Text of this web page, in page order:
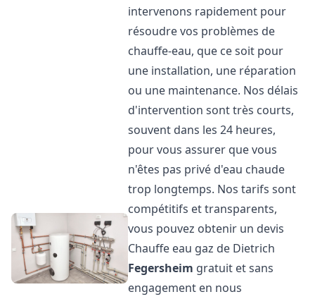
intervenons rapidement pour
résoudre vos problèmes de
chauffe-eau, que ce soit pour
une installation, une réparation
ou une maintenance. Nos délais
d'intervention sont très courts,
souvent dans les 24 heures,
pour vous assurer que vous
n'êtes pas privé d'eau chaude
trop longtemps. Nos tarifs sont
compétitifs et transparents,
vous pouvez obtenir un devis
Chauffe eau gaz de Dietrich
Fegersheim gratuit et sans
engagement en nous